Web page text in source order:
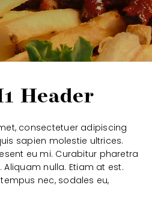
Header
consectetuer adipiscing
sapien molestie ultrices.
eu mi. Curabitur pharetra
Aliquam nulla. Etiam at est.
nec, sodales eu,